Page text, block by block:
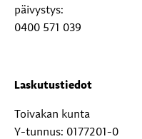
päivystys:
0400 571 039
Laskutustiedot
Toivakan kunta
Y-tunnus: 0177201-0